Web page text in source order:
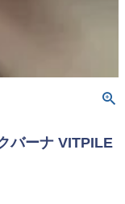
バーナ VITPILE